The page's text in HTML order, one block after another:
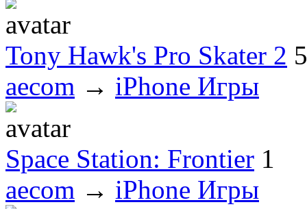
Tony Hawk's Pro Skater 2 5
aecom → iPhone Игры
Space Station: Frontier 1
aecom → iPhone Игры